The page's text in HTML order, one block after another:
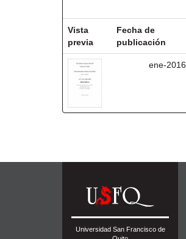
Vista
previa
Fecha de
publicación
ene-2016
Universidad San Francisco de